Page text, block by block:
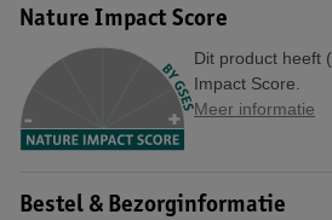
Nature Impact Score
Dit product heeft
Impact Score.
Meer informatie
Bestel & Bezorginformatie